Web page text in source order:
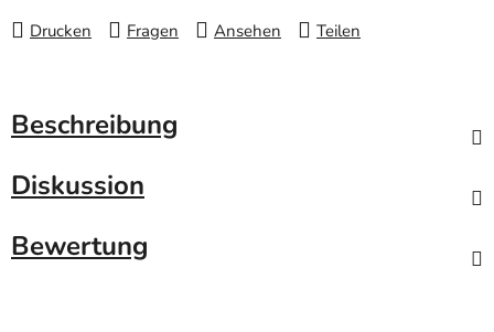
Drucken Fragen Ansehen Teilen
Beschreibung
Diskussion
Bewertung